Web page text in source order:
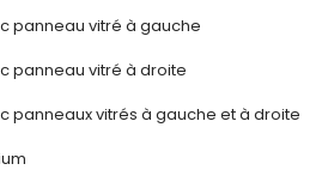
panneau vitré à gauche
panneau vitré à droite
panneaux vitrés à gauche et à droite